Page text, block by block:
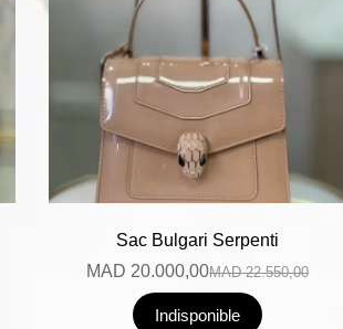
Sac Bulgari Serpenti
MAD22.550,00
MAD 20.000,00
Indisponible